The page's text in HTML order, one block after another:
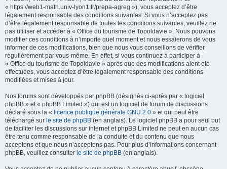
« https://web1-math.univ-lyon1.fr/prepa-agreg »), vous acceptez d’être
légalement responsable des conditions suivantes. Si vous n’acceptez pas
d’être légalement responsable de toutes les conditions suivantes, veuillez ne
pas utiliser et accéder à « Office du tourisme de Topoldavie ». Nous pouvons
modifier ces conditions à n’importe quel moment et nous essaierons de vous
informer de ces modifications, bien que nous vous conseillons de vérifier
régulièrement par vous-même. En effet, si vous continuez à participer à
« Office du tourisme de Topoldavie » après que des modifications aient été
effectuées, vous acceptez d’être légalement responsable des conditions
modifiées et mises à jour.
Nos forums sont développés par phpBB (désignés ci-après par « logiciel
phpBB » et « phpBB Limited ») qui est un logiciel de forum de discussions
déclaré sous la « licence publique générale GNU 2.0 » et qui peut être
téléchargé sur le site de phpBB (en anglais). Le logiciel phpBB a pour seul but
de faciliter les discussions sur internet et phpBB Limited ne peut en aucun cas
être tenu comme responsable de la conduite et du contenu que nous
acceptons et que nous n’acceptons pas. Pour plus d’informations concernant
phpBB, veuillez consulter le site de phpBB (en anglais).